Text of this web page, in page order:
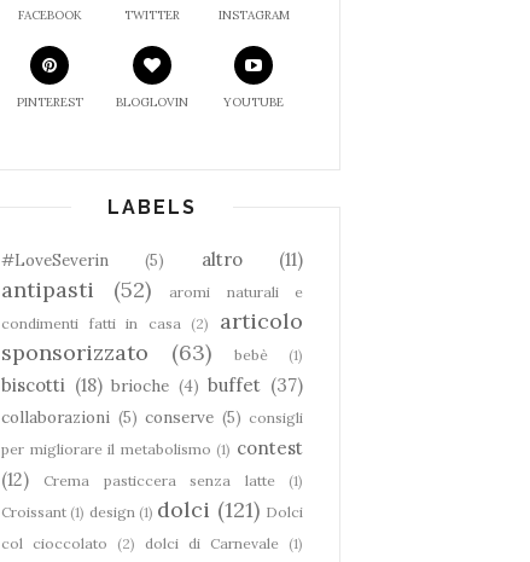
FACEBOOK TWITTER INSTAGRAM
PINTEREST BLOGLOVIN YOUTUBE
LABELS
#LoveSeverin (5) altro (11)
antipasti (52)
aromi naturali e
condimenti fatti in casa
(2)
articolo
sponsorizzato
(63) bebè (1)
biscotti (18) brioche (4) buffet (37)
collaborazioni (5) conserve (5) consigli
per migliorare il metabolismo (1) contest
(12)
Crema pasticcera senza latte
(1)
Croissant (1) design (1) dolci (121) Dolci
col cioccolato
(2) dolci di Carnevale
(1)